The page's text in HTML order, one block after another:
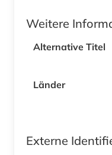
Weitere
Alternative Titel
Länder
Externe